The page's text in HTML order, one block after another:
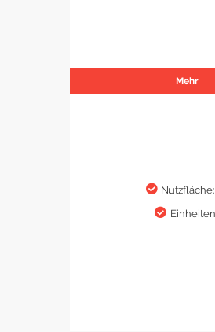
Mehr